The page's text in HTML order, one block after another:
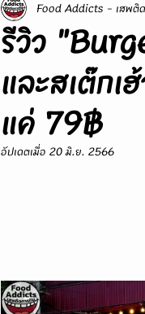
รีวิว
และสเต๊กเ
แค่ 79฿
Food Addicts - เสพติ
อัปเดตเมื่อ 20 มิ.ย. 2566